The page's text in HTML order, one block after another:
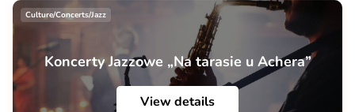
Culture/Concerts/Jazz
Koncerty Jazzowe „Na tarasie u Achera”
View details